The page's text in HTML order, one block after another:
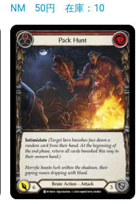
NM 50円 在庫：10